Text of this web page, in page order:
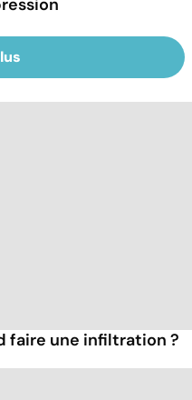
faire une infiltration ?